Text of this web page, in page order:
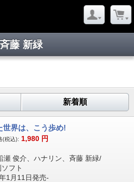
斉藤 新緑
新着順
世界は、こう歩め!
(税込): 1,980 円
瀬 俊介、ハナリン、斉藤 新緑/
フト
1月11日発売-